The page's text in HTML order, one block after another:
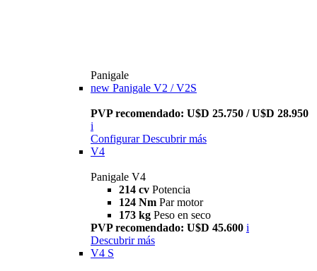
Panigale
new Panigale V2 / V2S
PVP recomendado: U$D 25.750 / U$D 28.950
i
Configurar Descubrir más
V4
Panigale V4
214 cv Potencia
124 Nm Par motor
173 kg Peso en seco
PVP recomendado: U$D 45.600 i
Descubrir más
V4 S